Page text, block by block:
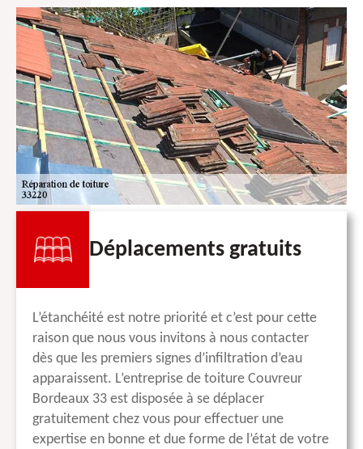
Déplacements gratuits
L’étanchéité est notre priorité et c’est pour cette
raison que nous vous invitons à nous contacter
dès que les premiers signes d’infiltration d’eau
apparaissent. L’entreprise de toiture Couvreur
Bordeaux 33 est disposée à se déplacer
gratuitement chez vous pour effectuer une
expertise en bonne et due forme de l’état de votre